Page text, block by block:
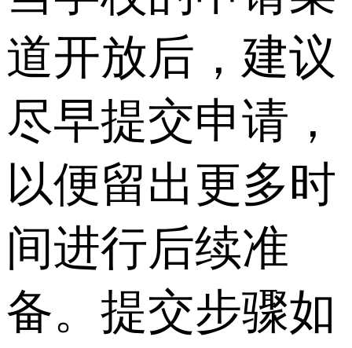
道开放后，建议
尽早提交申请，
以便留出更多时
间进行后续准
备。提交步骤如